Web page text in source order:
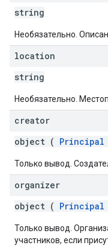
string
Необязательно.
location
string
Необязательно.
creator
object ( Principal
Только вывод.
organizer
object ( Principal
Только вывод.
участников, если